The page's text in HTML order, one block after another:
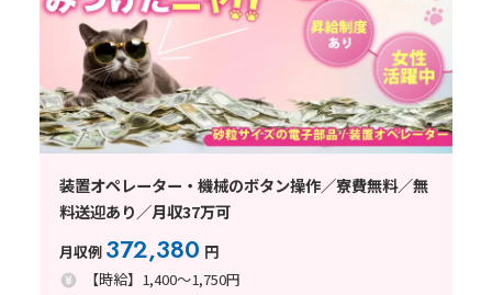
装置オペレーター・機械のボタン操作／寮費無料／無
料送迎あり／月収37万可
月収例 372,380 円
【時給】1,400～1,750円